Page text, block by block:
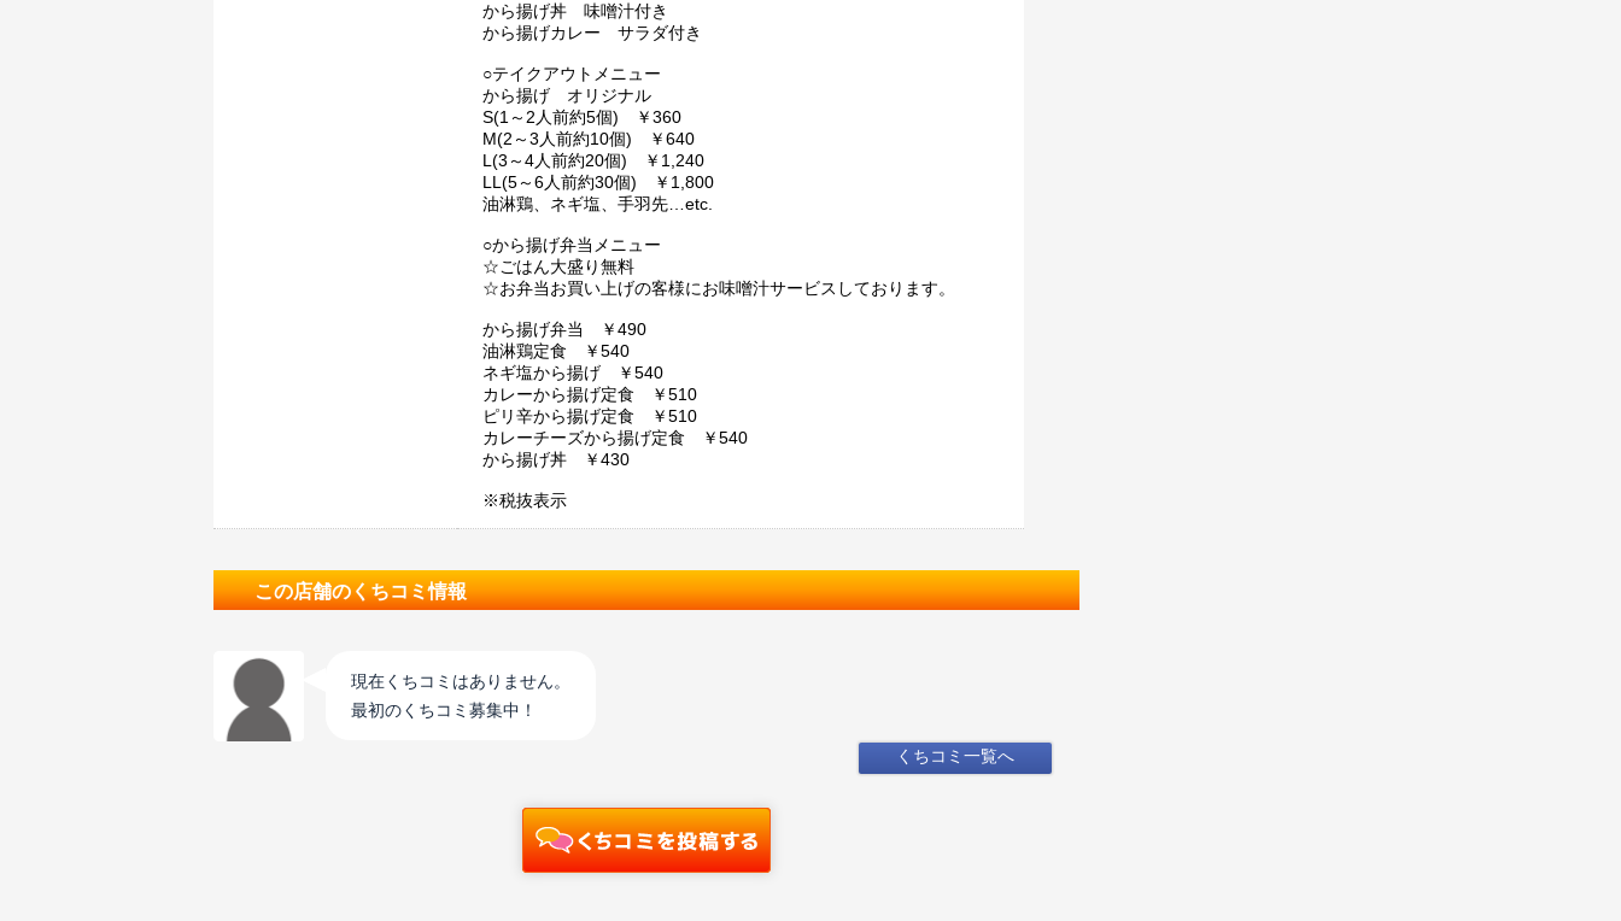
から揚げ丼 味噌汁付き
から揚げカレー サラダ付き
○テイクアウトメニュー
から揚げ オリジナル
S(1～2人前約5個) ￥360
M(2～3人前約10個) ￥640
L(3～4人前約20個) ￥1,240
LL(5～6人前約30個) ￥1,800
油淋鶏、ネギ塩、手羽先…etc.
○から揚げ弁当メニュー
☆ごはん大盛り無料
☆お弁当お買い上げの客様にお味噌汁サービスしております。
から揚げ弁当 ￥490
油淋鶏定食 ￥540
ネギ塩から揚げ ￥540
カレーから揚げ定食 ￥510
ピリ辛から揚げ定食 ￥510
カレーチーズから揚げ定食 ￥540
から揚げ丼 ￥430
※税抜表示
この店舗のくちコミ情報
現在くちコミはありません。
最初のくちコミ募集中！
くちコミ一覧へ